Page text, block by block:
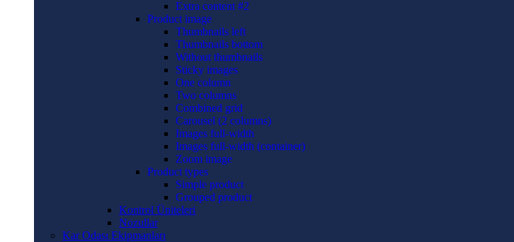
Extra content #2
Product image
Thumbnails left
Thumbnails bottom
Without thumbnails
Sticky images
One column
Two columns
Combined grid
Carousel (2 columns)
Images full-width
Images full-width (container)
Zoom image
Product types
Simple product
Grouped product
Kontrol Üniteleri
Nozullar
Kar Odası Ekipmanları